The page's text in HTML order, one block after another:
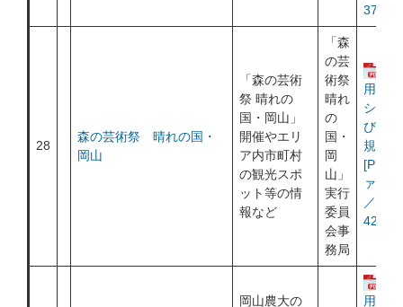
28
森の芸術祭 晴れの国・
岡山
「森の芸術
祭 晴れの
国・岡山」
開催やエリ
ア内市町村
の観光スポ
ット等の情
報など
「森
の芸
術祭
晴れ
の
国・
岡
山」
実行
委員
会事
務局
用ポリ
シー及
び利用
規約
[PDF
ァイル
／
岡山農大の
用ポリ